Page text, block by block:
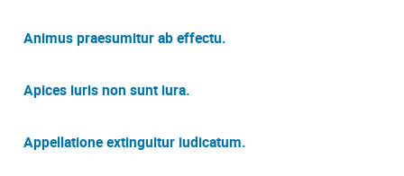
Animus praesumitur ab effectu.
Apices iuris non sunt iura.
Appellatione extinguitur iudicatum.